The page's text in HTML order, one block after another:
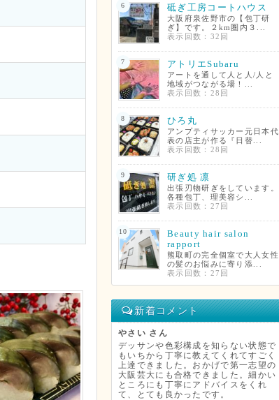
6 砥ぎ工房コートハウス
大阪府泉佐野市の【包丁研
ぎ】です。２km圏内３...
表示回数：32回
7 アトリエSubaru
アートを通して人と人/人と
地域がつながる場！...
表示回数：28回
8 ひろ丸
アンプティサッカー元日本代
表の店主が作る『日替...
表示回数：28回
9 研ぎ処 凛
出張刃物研ぎをしています。
各種包丁、理美容シ...
表示回数：27回
10
Beauty hair salon
rapport
熊取町の完全個室で大人女性
の髪のお悩みに寄り添...
表示回数：27回
新着コメント
やさい さん
デッサンや色彩構成を知らない状態で
もいちから丁寧に教えてくれてすごく
上達できました。おかげで第一志望の
大阪芸大にも合格できました。細かい
ところにも丁寧にアドバイスをくれ
て、とても良かったです。